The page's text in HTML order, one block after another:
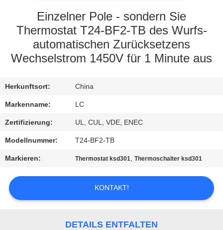
ÜBER
UNS
FABRIK-
QUALITÄTSKONTROLLE
TRETEN
SIE
UNS
IN
VERBINDUNG
Einzelner Pole - sondern Sie
Thermostat T24-BF2-TB des Wurfs-
automatischen Zurücksetzens
Wechselstrom 1450V für 1 Minute aus
Herkunftsort: China
Markenname: LC
Zertifizierung: UL, CUL, VDE, ENEC
Modellnummer: T24-BF2-TB
Markieren: Thermostat ksd301,Thermoschalter ksd301
KONTAKT!
DETAILS ENTFALTEN